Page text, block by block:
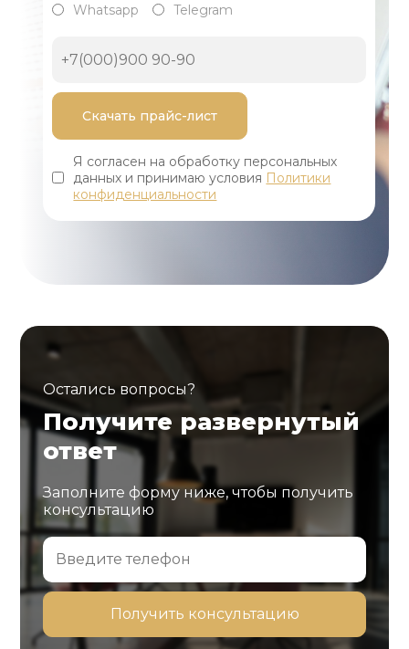
Whatsapp Telegram
Я согласен на обработку персональных
данных и принимаю условия Политики
конфиденциальности
Остались вопросы?
Получите развернутый
ответ
Заполните форму ниже, чтобы получить
консультацию